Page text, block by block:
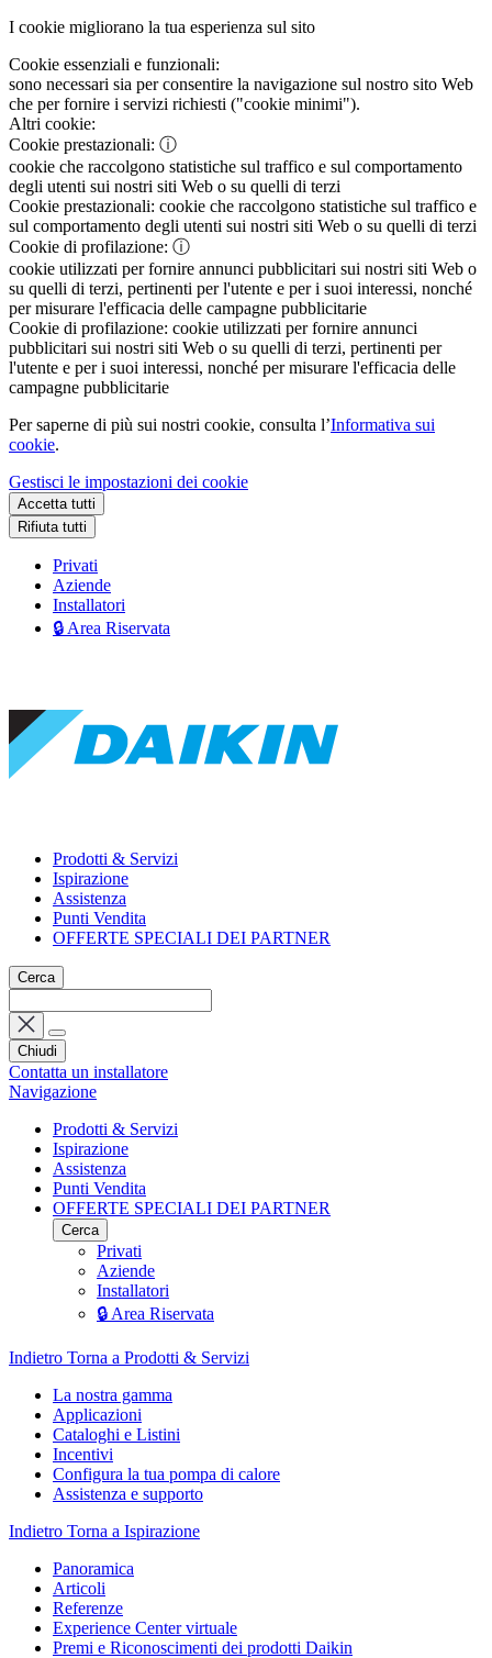
I cookie migliorano la tua esperienza sul sito
Cookie essenziali e funzionali:
sono necessari sia per consentire la navigazione sul nostro sito Web
che per fornire i servizi richiesti ("cookie minimi").
Altri cookie:
Cookie prestazionali: ⓘ
cookie che raccolgono statistiche sul traffico e sul comportamento
degli utenti sui nostri siti Web o su quelli di terzi
Cookie prestazionali: cookie che raccolgono statistiche sul traffico e
sul comportamento degli utenti sui nostri siti Web o su quelli di terzi
Cookie di profilazione: ⓘ
cookie utilizzati per fornire annunci pubblicitari sui nostri siti Web o
su quelli di terzi, pertinenti per l'utente e per i suoi interessi, nonché
per misurare l'efficacia delle campagne pubblicitarie
Cookie di profilazione: cookie utilizzati per fornire annunci
pubblicitari sui nostri siti Web o su quelli di terzi, pertinenti per
l'utente e per i suoi interessi, nonché per misurare l'efficacia delle
campagne pubblicitarie
Per saperne di più sui nostri cookie, consulta l’Informativa sui
cookie.
Gestisci le impostazioni dei cookie
Accetta tutti
Rifiuta tutti
Privati
Aziende
Installatori
🔒 Area Riservata
Prodotti & Servizi
Ispirazione
Assistenza
Punti Vendita
OFFERTE SPECIALI DEI PARTNER
Cerca
Chiudi
Contatta un installatore
Navigazione
Prodotti & Servizi
Ispirazione
Assistenza
Punti Vendita
OFFERTE SPECIALI DEI PARTNER
Cerca
Privati
Aziende
Installatori
🔒 Area Riservata
Indietro Torna a Prodotti & Servizi
La nostra gamma
Applicazioni
Cataloghi e Listini
Incentivi
Configura la tua pompa di calore
Assistenza e supporto
Indietro Torna a Ispirazione
Panoramica
Articoli
Referenze
Experience Center virtuale
Premi e Riconoscimenti dei prodotti Daikin